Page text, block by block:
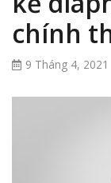
chính
9 Tháng 4, 2021